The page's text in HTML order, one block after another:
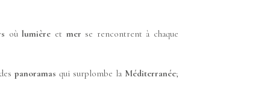
oùlumière et mer se rencontrent à chaque
panoramas qui surplombe la Méditerranée;